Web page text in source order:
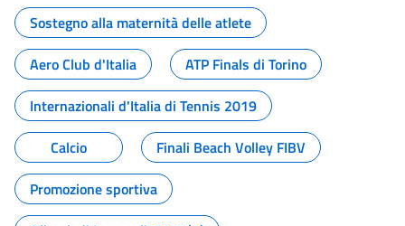
Sostegno alla maternità delle atlete
Aero Club d'Italia
ATP Finals di Torino
Internazionali d'Italia di Tennis 2019
Calcio
Finali Beach Volley FIBV
Promozione sportiva